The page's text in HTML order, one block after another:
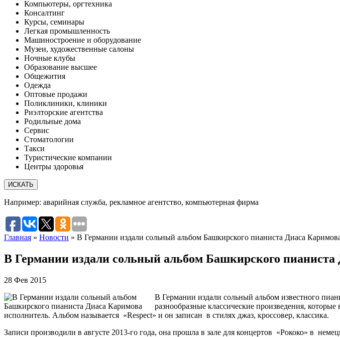
Компьютеры, оргтехника
Консалтинг
Курсы, семинары
Легкая промышленность
Машиностроение и оборудование
Музеи, художественные салоны
Ночные клубы
Образование высшее
Общежития
Одежда
Оптовые продажи
Поликлиники, клиники
Риэлторские агентства
Родильные дома
Сервис
Стоматологии
Такси
Туристические компании
Центры здоровья
Например: аварийная служба, рекламное агентство, компьютерная фирма
Главная » Новости » В Германии издали сольный альбом Башкирского пианиста Диаса
В Германии издали сольный альбом Башкирского пианиста
28 Фев 2015
В Германии издали сольный альбом известного
разнообразные классические произведения,
исполнитель. Альбом называется «Respect» и он записан в стилях джаз, кроссовер, классика.
Записи производили в августе 2013-го года, она прошла в зале для концертов «Рококо» в